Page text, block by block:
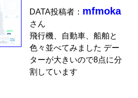
DATA投稿者： mfmoka
さん
飛行機、自動車、船舶と
色々並べてみました デー
ターが大きいので8点に分
割しています